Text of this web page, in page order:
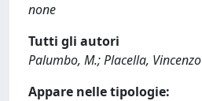
none
Tutti gli autori
Palumbo, M.; Placella, Vincenzo
Appare nelle tipologie: